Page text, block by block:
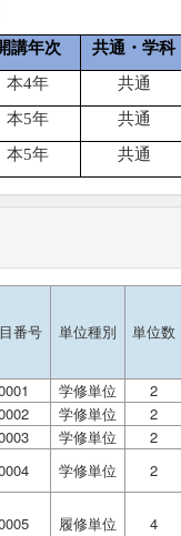
講年次 共通・学科
本4年 共通
本5年 共通
本5年 共通
番号 単位種別 単位数
学修単位 2
学修単位 2
学修単位 2
学修単位 2
履修単位 4